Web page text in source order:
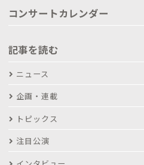
コンサートカレンダー
記事を読む
ニュース
企画・連載
トピックス
注目公演